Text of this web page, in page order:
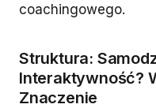
coachingowego.
Struktura:
Interaktywność?
Znaczenie